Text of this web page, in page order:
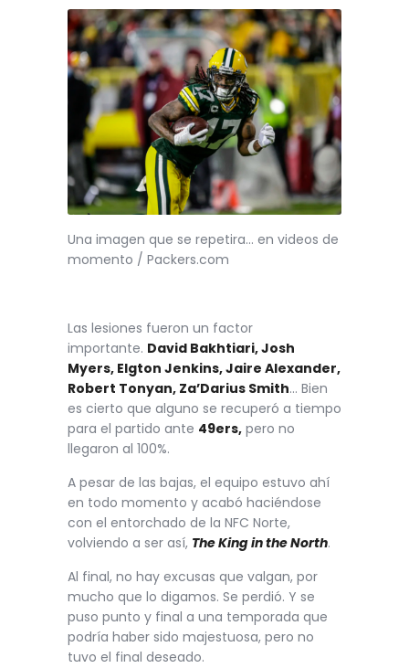
Una imagen que se repetira… en videos de
momento / Packers.com
Las lesiones fueron un factor
importante. David Bakhtiari, Josh
Myers, Elgton Jenkins, Jaire Alexander,
Robert Tonyan, Za’Darius Smith… Bien
es cierto que alguno se recuperó a tiempo
para el partido ante 49ers, pero no
llegaron al 100%.
A pesar de las bajas, el equipo estuvo ahí
en todo momento y acabó haciéndose
con el entorchado de la NFC Norte,
volviendo a ser así, The King in the North.
Al final, no hay excusas que valgan, por
mucho que lo digamos. Se perdió. Y se
puso punto y final a una temporada que
podría haber sido majestuosa, pero no
tuvo el final deseado.